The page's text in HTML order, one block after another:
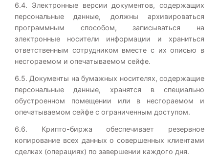
6.4. Электронные версии документов, содержащих
персональные данные, должны архивироваться
программным способом, записываться на
электронные носители информации и храниться
ответственным сотрудником вместе с их описью в
несгораемом и опечатываемом сейфе.
6.5. Документы на бумажных носителях, содержащие
персональные данные, хранятся в специально
обустроенном помещении или в несгораемом и
опечатываемом сейфе с ограниченным доступом.
6.6. Крипто-биржа обеспечивает резервное
копирование всех данных о совершенных клиентами
сделках (операциях) по завершении каждого дня.